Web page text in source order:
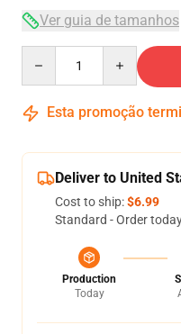
Ver guia de tamanhos
Esta promoção
Deliver to United
Cost to ship:$6.99
Standard - Order
Production
Today